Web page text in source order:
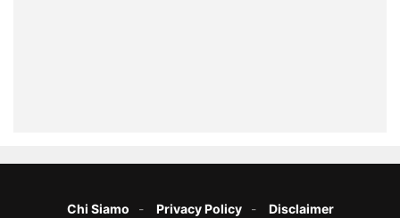
Chi Siamo Privacy Policy Disclaimer